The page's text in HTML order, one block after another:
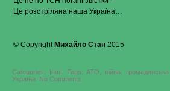
Це розстріляна наша Україна…
© Copyright Михайло Стан 2015
Categories: Інші. Tags:АТО, війна, громадянська
Україна. No Comments